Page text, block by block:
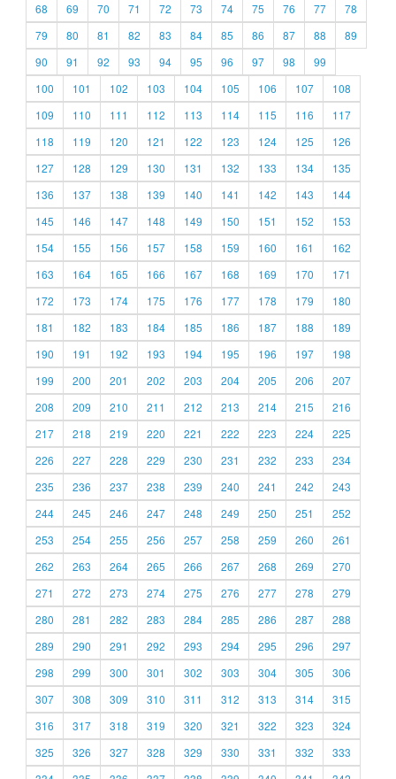
68
69 70 71 72 73 74 75 76 77
78
79
80 81 82 83 84 85 86 87 88
89
90
91 92 93 94 95 96 97 98
99
100
101 102 103 104 105 106 107
108
109
110 111 112 113 114 115 116
117
118
119 120 121 122 123 124 125
126
127
128 129 130 131 132 133 134
135
136
137 138 139 140 141 142 143
144
145
146 147 148 149 150 151 152
153
154
155 156 157 158 159 160 161
162
163
164 165 166 167 168 169 170
171
172
173 174 175 176 177 178 179
180
181
182 183 184 185 186 187 188
189
190
191 192 193 194 195 196 197
198
199
200 201 202 203 204 205 206
207
208
209 210 211 212 213 214 215
216
217
218 219 220 221 222 223 224
225
226
227 228 229 230 231 232 233
234
235
236 237 238 239 240 241 242
243
244
245 246 247 248 249 250 251
252
253
254 255 256 257 258 259 260
261
262
263 264 265 266 267 268 269
270
271
272 273 274 275 276 277 278
279
280
281 282 283 284 285 286 287
288
289
290 291 292 293 294 295 296
297
298
299 300 301 302 303 304 305
306
307
308 309 310 311 312 313 314
315
316
317 318 319 320 321 322 323
324
325
326 327 328 329 330 331 332
333